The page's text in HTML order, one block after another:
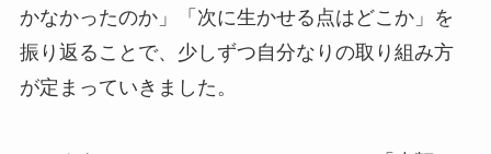
かなかったのか」「次に生かせる点はどこか」を
振り返ることで、少しずつ自分なりの取り組み方
が定まっていきました。